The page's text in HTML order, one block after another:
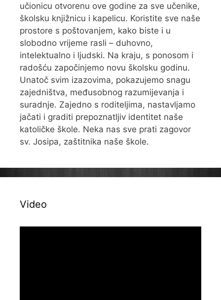
učionicu otvorenu ove godine za sve učenike,
školsku knjižnicu i kapelicu. Koristite sve naše
prostore s poštovanjem, kako biste i u
slobodno vrijeme rasli – duhovno,
intelektualno i ljudski. Na kraju, s ponosom i
radošću započinjemo novu školsku godinu.
Unatoč svim izazovima, pokazujemo snagu
zajedništva, međusobnog razumijevanja i
suradnje. Zajedno s roditeljima, nastavljamo
jačati i graditi prepoznatljiv identitet naše
katoličke škole. Neka nas sve prati zagovor
sv. Josipa, zaštitnika naše škole.
Video